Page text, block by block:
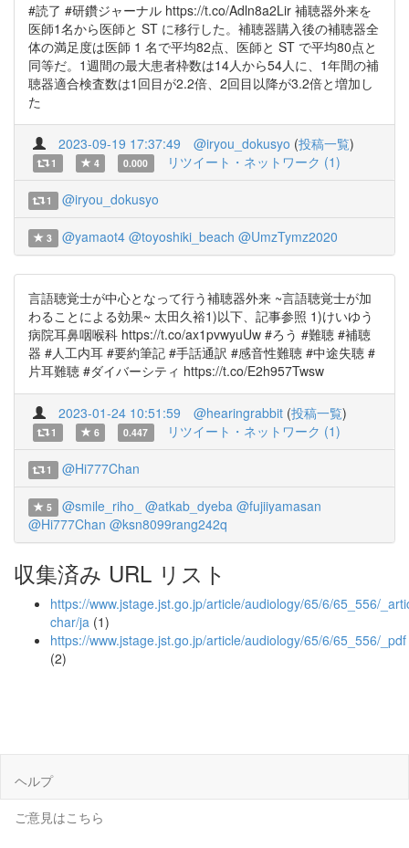
#読了 #研鑽ジャーナル https://t.co/Adln8a2Lir 補聴器外来を
医師1名から医師と ST に移行した。補聴器購入後の補聴器全
体の満足度は医師 1 名で平均82点、医師と ST で平均80点と
同等だ。1週間の最大患者枠数は14人から54人に、1年間の補
聴器適合検査数は1回目が2.2倍、2回目以降が3.2倍と増加し
た
2023-09-19 17:37:49 @iryou_dokusyo (投稿一覧)
1 4 0.000 リツイート・ネットワーク (1)
1 @iryou_dokusyo
3 @yamaot4 @toyoshiki_beach @UmzTymz2020
言語聴覚士が中心となって行う補聴器外来 ~言語聴覚士が加
わることによる効果~ 太田久裕1)以下、記事参照 1)けいゆう
病院耳鼻咽喉科 https://t.co/ax1pvwyuUw #ろう #難聴 #補聴
器 #人工内耳 #要約筆記 #手話通訳 #感音性難聴 #中途失聴 #
片耳難聴 #ダイバーシティ https://t.co/E2h957Twsw
2023-01-24 10:51:59 @hearingrabbit (投稿一覧)
1 6 0.447 リツイート・ネットワーク (1)
1 @Hi777Chan
5 @smile_riho_ @atkab_dyeba @fujiiyamasan
@Hi777Chan @ksn8099rang242q
収集済み URL リスト
https://www.jstage.jst.go.jp/article/audiology/65/6/65_556/
char/ja (1)
https://www.jstage.jst.go.jp/article/audiology/65/6/65_556/_pdf
(2)
ヘルプ
ご意見はこちら